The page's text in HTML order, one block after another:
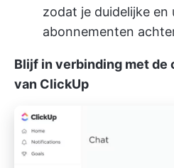
zodat je duidelijke en
abonnementen
Blijf in verbinding met
van ClickUp